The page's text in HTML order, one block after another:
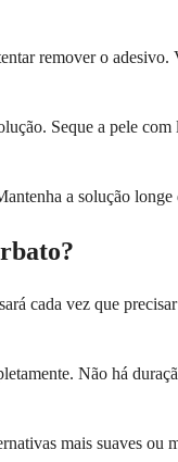
remover o
Seque a pele
a solução
cada vez que
Não há
mais suaves